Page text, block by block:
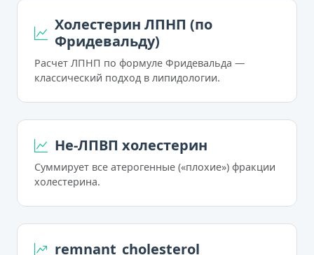
Холестерин ЛПНП (по
Фридевальду)
Расчет ЛПНП по формуле Фридевальда —
классический подход в липидологии.
Не-ЛПВП холестерин
Суммирует все атерогенные («плохие») фракции
холестерина.
remnant_cholesterol